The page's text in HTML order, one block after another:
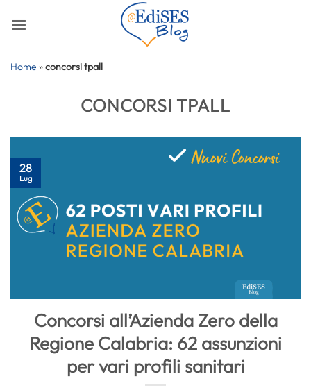
Home »concorsi tpall
CONCORSI TPALL
Concorsi all’Azienda Zero della
Regione Calabria: 62 assunzioni
per vari profili sanitari
28
Lug